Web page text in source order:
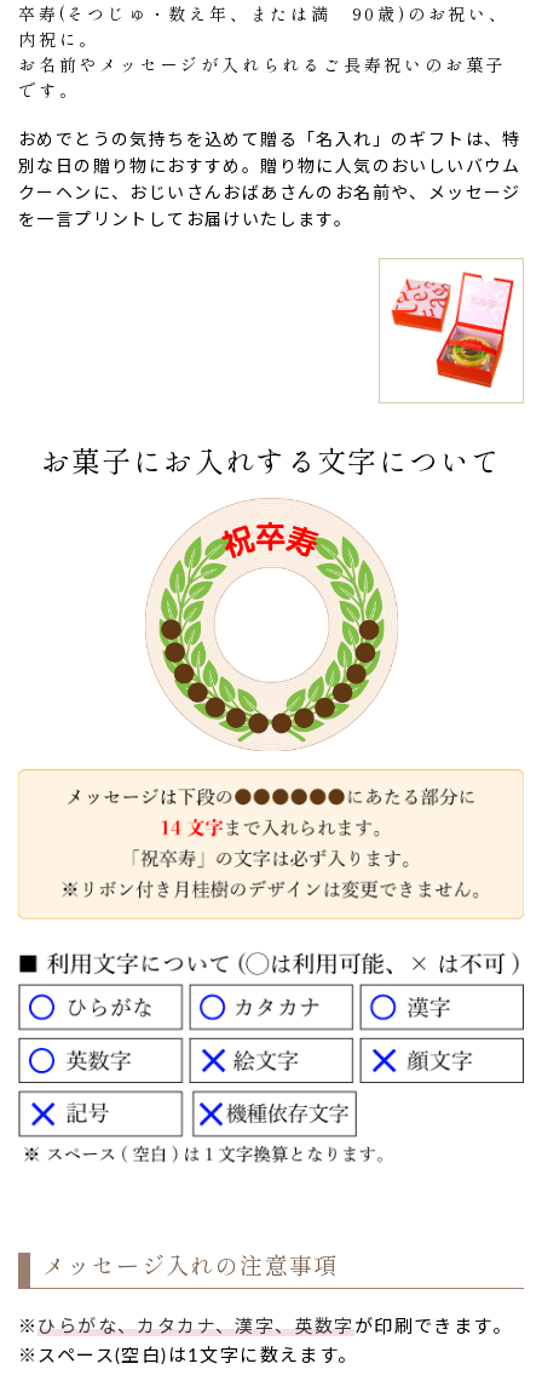
もらっ
卒寿(そつじゅ・数え年、または満 90歳)のお祝い、
内祝に。
お名前やメッセージが入れられるご長寿祝いのお菓子
です。
おめでとうの気持ちを込めて贈る「名入れ」のギフトは、特
別な日の贈り物におすすめ。贈り物に人気のおいしいバウム
クーヘンに、おじいさんおばあさんのお名前や、メッセージ
を一言プリントしてお届けいたします。
お菓子にお入れする文字について
メッセージ入れの注意事項
※ひらがな、カタカナ、漢字、英数字が印刷できます。
※スペース(空白)は1文字に数えます。